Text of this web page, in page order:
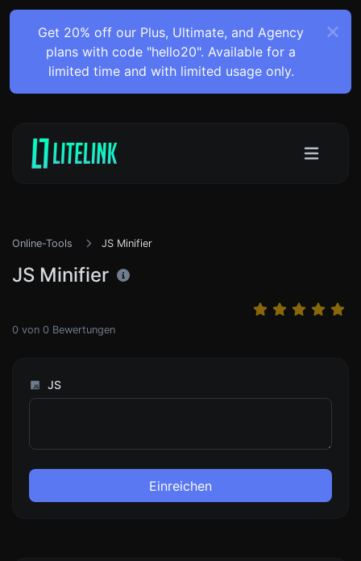
Get 20% off our Plus, Ultimate, and Agency
plans with code "hello20". Available for a
limited time and with limited usage only.
Online-Tools JS Minifier
JS Minifier
0 von 0 Bewertungen
JS
Einreichen